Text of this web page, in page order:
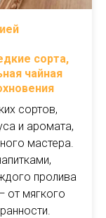
сорта,
чайная
сортов,
и аромата,
мастера.
пролива
от мягкого